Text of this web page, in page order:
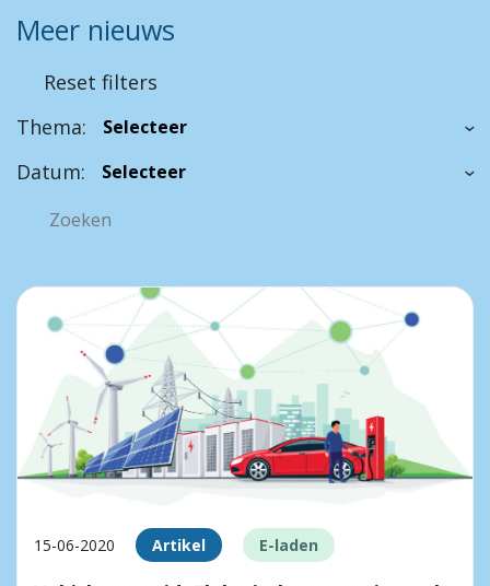
Meer nieuws
Reset filters
Thema:
Datum:
15-06-2020 Artikel E-laden